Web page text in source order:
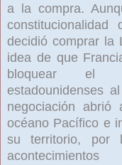
a la compra.
decidió comprar la
idea de que
bloquear el
estadounidenses
negociación
océano Pacífico e
su territorio, por